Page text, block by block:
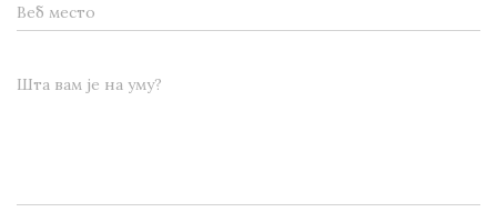
Веб место
Шта вам је на уму?